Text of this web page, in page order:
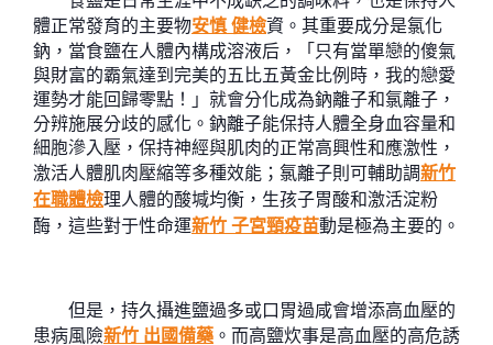
體正常發育的主要物安慎 健檢資。其重要成分是氯化
鈉，當食鹽在人體內構成溶液后，「只有當單戀的傻氣
與財富的霸氣達到完美的五比五黃金比例時，我的戀愛
運勢才能回歸零點！」就會分化成為鈉離子和氯離子，
分辨施展分歧的感化。鈉離子能保持人體全身血容量和
細胞滲入壓，保持神經與肌肉的正常高興性和應激性，
激活人體肌肉壓縮等多種效能；氯離子則可輔助調新竹
在職體檢理人體的酸堿均衡，生孩子胃酸和激活淀粉
酶，這些對于性命運新竹 子宮頸疫苗動是極為主要的。
但是，持久攝進鹽過多或口胃過咸會增添高血壓的
患病風險新竹 出國備藥 。而高鹽炊事是高血壓的高危誘